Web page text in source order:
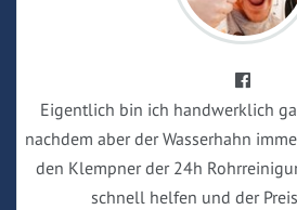
Eigentlich bin ich handwerklich
nachdem aber der Wasserhahn
den Klempner der 24h
schnell helfen und der